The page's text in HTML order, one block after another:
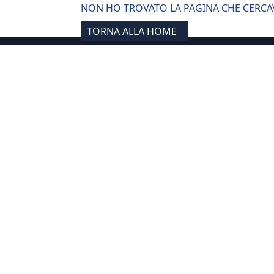
NON HO TROVATO LA PAGINA CHE
TORNA ALLA HOME